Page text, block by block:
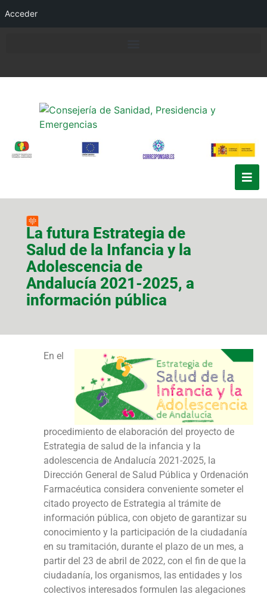
Acceder
La futura Estrategia de
Salud de la Infancia y la
Adolescencia de
Andalucía 2021-2025, a
información pública
En el
procedimiento de elaboración del proyecto de
Estrategia de salud de la infancia y la
adolescencia de Andalucía 2021-2025, la
Dirección General de Salud Pública y Ordenación
Farmacéutica considera conveniente someter el
citado proyecto de Estrategia al trámite de
información pública, con objeto de garantizar su
conocimiento y la participación de la ciudadanía
en su tramitación, durante el plazo de un mes, a
partir del 23 de abril de 2022, con el fin de que la
ciudadanía, los organismos, las entidades y los
colectivos interesados formulen las alegaciones